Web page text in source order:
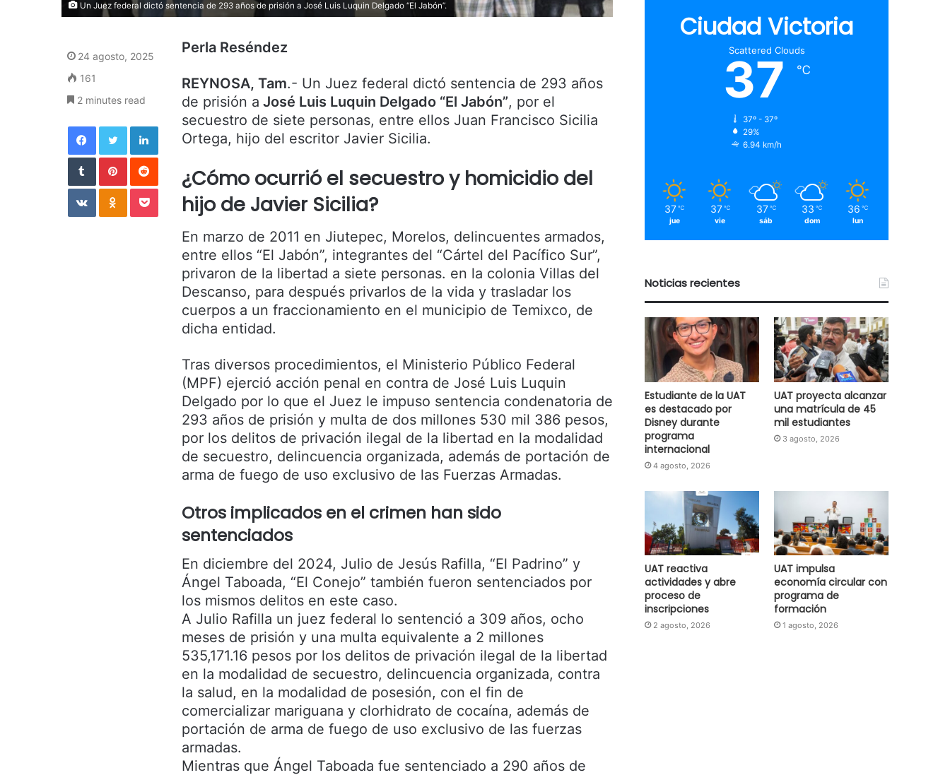
Un Juez federal dictó sentencia de 293 años de prisión a José Luis Luquin Delgado “El Jabón”.
Perla Reséndez
REYNOSA, Tam.- Un Juez federal dictó sentencia de 293 años
de prisión a José Luis Luquin Delgado “El Jabón”, por el
secuestro de siete personas, entre ellos Juan Francisco Sicilia
Ortega, hijo del escritor Javier Sicilia.
¿Cómo ocurrió el secuestro y homicidio del
hijo de Javier Sicilia?
En marzo de 2011 en Jiutepec, Morelos, delincuentes armados,
entre ellos “El Jabón”, integrantes del “Cártel del Pacífico Sur”,
privaron de la libertad a siete personas. en la colonia Villas del
Descanso, para después privarlos de la vida y trasladar los
cuerpos a un fraccionamiento en el municipio de Temixco, de
dicha entidad.
Tras diversos procedimientos, el Ministerio Público Federal
(MPF) ejerció acción penal en contra de José Luis Luquin
Delgado por lo que el Juez le impuso sentencia condenatoria de
293 años de prisión y multa de dos millones 530 mil 386 pesos,
por los delitos de privación ilegal de la libertad en la modalidad
de secuestro, delincuencia organizada, además de portación de
arma de fuego de uso exclusivo de las Fuerzas Armadas.
Otros implicados en el crimen han sido
sentenciados
En diciembre del 2024, Julio de Jesús Rafilla, “El Padrino” y
Ángel Taboada, “El Conejo” también fueron sentenciados por
los mismos delitos en este caso.
A Julio Rafilla un juez federal lo sentenció a 309 años, ocho
meses de prisión y una multa equivalente a 2 millones
535,171.16 pesos por los delitos de privación ilegal de la libertad
en la modalidad de secuestro, delincuencia organizada, contra
la salud, en la modalidad de posesión, con el fin de
comercializar mariguana y clorhidrato de cocaína, además de
portación de arma de fuego de uso exclusivo de las fuerzas
armadas.
Mientras que Ángel Taboada fue sentenciado a 290 años de
24 agosto, 2025
161
2 minutes read
Facebook Twitter LinkedIn
Tumblr Pinterest Reddit
VKontakte Odnoklassniki Pocket
Ciudad Victoria
Scattered Clouds
37 ℃
37º - 37º
29%
6.94 km/h
37 ℃
jue
37 ℃
vie
37 ℃
sáb
33 ℃
dom
36 ℃
lun
Noticias recientes
Estudiante de la UAT
es destacado por
Disney durante
programa
internacional
4 agosto, 2026
UAT proyecta alcanzar
una matrícula de 45
mil estudiantes
3 agosto, 2026
UAT reactiva
actividades y abre
proceso de
inscripciones
2 agosto, 2026
UAT impulsa
economía circular con
programa de
formación
1 agosto, 2026